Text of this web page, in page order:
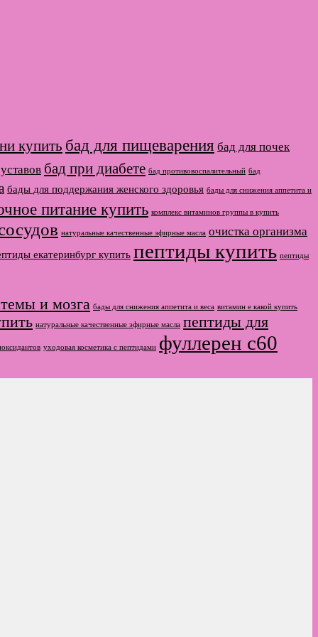
купить бад для пищеварения бад для почек
бад при диабете бад противовоспалительный бад
бады для поддержания женского здоровья бады для снижения аппетита и
питание купить комплекс витаминов группы в купить
натуральные качественные эфирные масла очистка организма
екатеринбург купить пептиды купить пептиды
и мозга бады для снижения аппетита и веса витамин е какой купить
натуральные качественные эфирные масла пептиды для
уходовая косметика с пептидами фуллерен с60